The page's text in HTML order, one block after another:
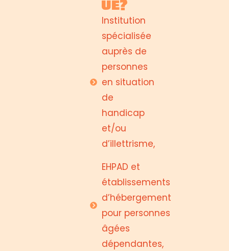
ue?
Institution
spécialisée
auprès de
personnes
en situation
de
handicap
et/ou
d’illettrisme,
EHPAD et
établissements
d’hébergement
pour personnes
âgées
dépendantes,